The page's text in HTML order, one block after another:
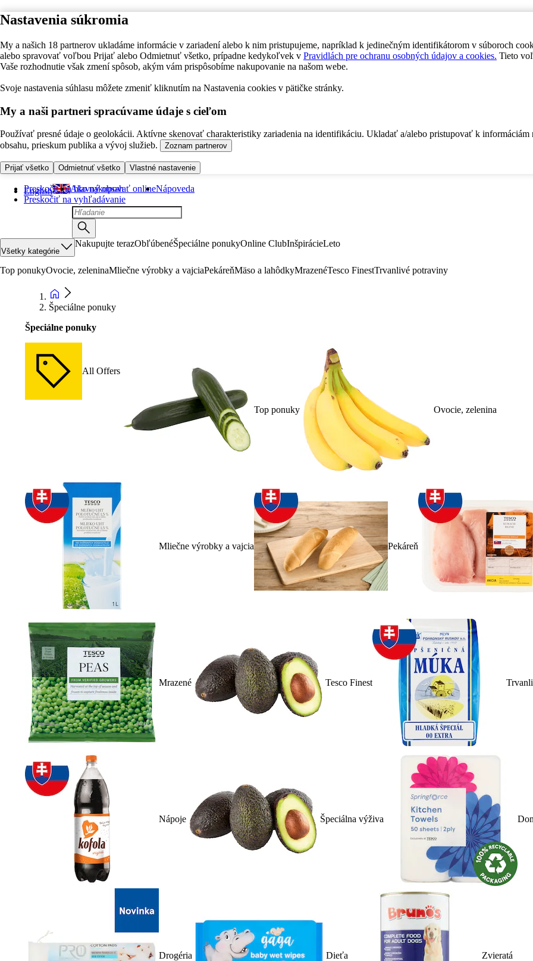
Nastavenia súkromia
My a našich 18 partnerov ukladáme informácie v zariadení alebo k nim pristupujeme, napríklad k jedinečným identifikátorom v súboroch
alebo spravovať voľbou Prijať alebo Odmietnuť všetko, prípadne kedykoľvek v Pravidlách pre ochranu osobných údajov a cookies. Tieto
Vaše rozhodnutie však zmení spôsob, akým vám prispôsobíme nakupovanie na našom webe.
Svoje nastavenia súhlasu môžete zmeniť kliknutím na Nastavenia cookies v pätičke stránky.
My a naši partneri spracúvame údaje s cieľom
Používať presné údaje o geolokácii. Aktívne skenovať charakteristiky zariadenia na identifikáciu. Ukladať a/alebo pristupovať k informáciám
obsahu, prieskum publika a vývoj služieb.
Zoznam partnerov
Prijať všetko Odmietnuť všetko Vlastné nastavenie
Preskočiť na hlavný obsah
Preskočiť na vyhľadávanie
English Ako nakupovať onlineNápoveda
Všetky kategórie
Nakupujte terazObľúbenéŠpeciálne ponukyOnline ClubInšpirácieLeto
Top ponukyOvocie, zeleninaMliečne výrobky a vajciaPekáreňMäso a lahôdkyMrazenéTesco FinestTrvanlivé potraviny
Špeciálne ponuky
Špeciálne ponuky
All Offers
Top ponuky Ovocie, zelenina
Mliečne výrobky a vajcia Pekáreň
Mrazené Tesco Finest
Nápoje Špeciálna výživa
Drogéria Dieťa Zvieratá